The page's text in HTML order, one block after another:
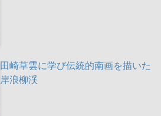
田崎草雲に学び伝統的南画を描いた
岸浪柳渓